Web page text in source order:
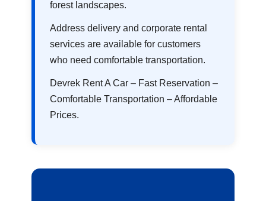
forest landscapes.
Address delivery and corporate rental
services are available for customers
who need comfortable transportation.
Devrek Rent A Car – Fast Reservation –
Comfortable Transportation – Affordable
Prices.